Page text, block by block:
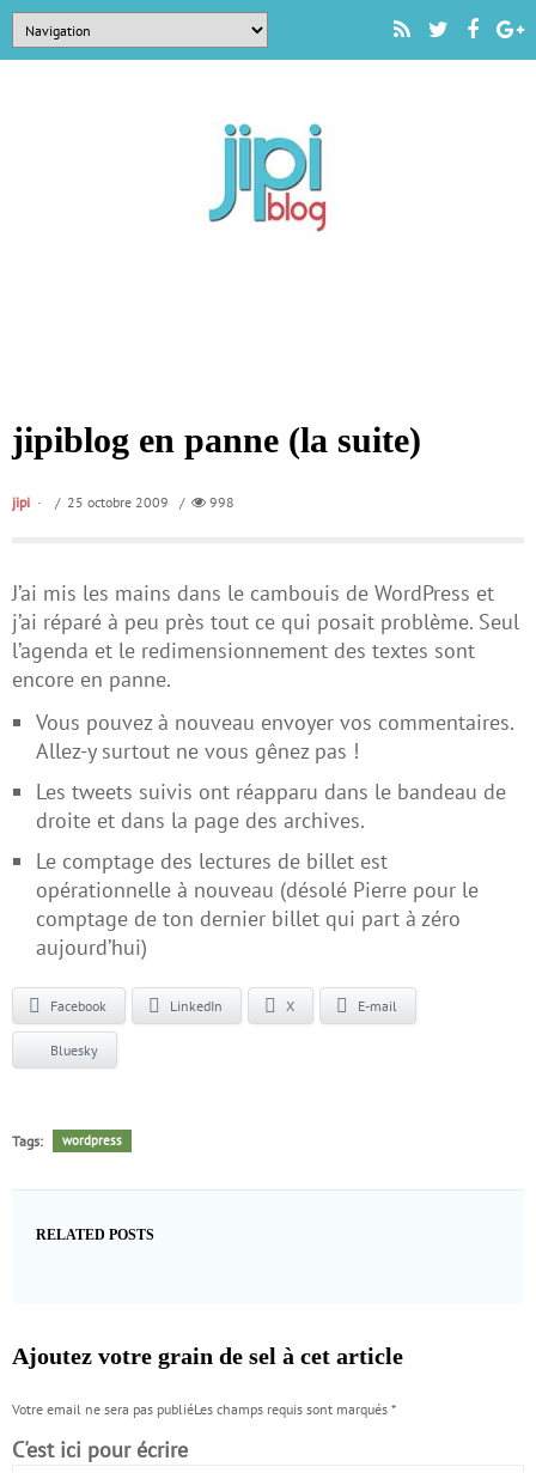
jipiblog en panne (la suite)
jipi / 25 octobre 2009 / 998
J’ai mis les mains dans le cambouis de WordPress et
j’ai réparé à peu près tout ce qui posait problème. Seul
l’agenda et le redimensionnement des textes sont
encore en panne.
Vous pouvez à nouveau envoyer vos commentaires.
Allez-y surtout ne vous gênez pas !
Les tweets suivis ont réapparu dans le bandeau de
droite et dans la page des archives.
Le comptage des lectures de billet est
opérationnelle à nouveau (désolé Pierre pour le
comptage de ton dernier billet qui part à zéro
aujourd’hui)
Facebook LinkedIn X E-mail
Bluesky
Tags: wordpress
RELATED POSTS
Ajoutez votre grain de sel à cet article
Votre email ne sera pas publiéLes champs requis sont marqués *
C'est ici pour écrire